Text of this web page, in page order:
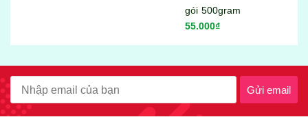
gói 500gram
55.000₫
Gửi email